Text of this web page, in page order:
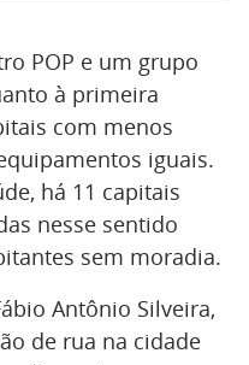
POP e um grupo
à primeira
com menos
iguais.
há 11 capitais
nesse sentido
sem moradia.
Antônio Silveira,
de rua na cidade